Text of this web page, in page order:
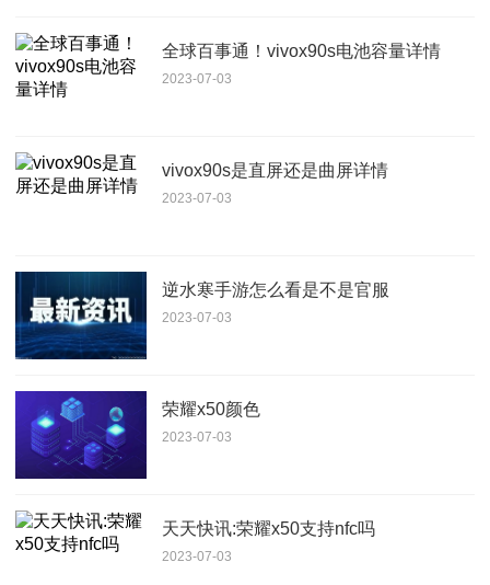
全球百事通！vivox90s电池容量详情
2023-07-03
vivox90s是直屏还是曲屏详情
2023-07-03
逆水寒手游怎么看是不是官服
2023-07-03
荣耀x50颜色
2023-07-03
天天快讯:荣耀x50支持nfc吗
2023-07-03